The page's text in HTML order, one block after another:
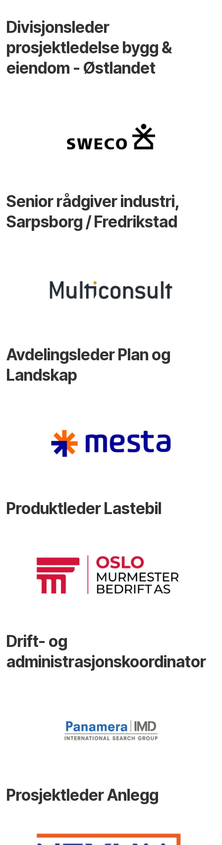
Divisjonsleder
prosjektledelse bygg &
eiendom - Østlandet
Senior rådgiver industri,
Sarpsborg / Fredrikstad
Avdelingsleder Plan og
Landskap
Produktleder Lastebil
Drift- og
administrasjonskoordinator
Prosjektleder Anlegg